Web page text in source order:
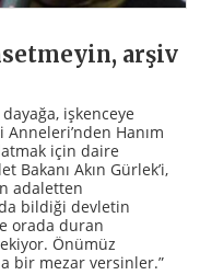
arşiv
işkenceye
Anneleri’nden Hanım
için daire
Bakanı Akın Gürlek’i,
adaletten
da bildiği devletin
orada duran
Önümüz
bir mezar versinler.”